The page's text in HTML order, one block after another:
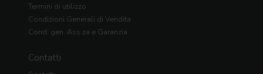
Termini di utilizzo
Condizioni Generali di Vendita
Cond. gen. Ass.za e Garanzia
Contatti